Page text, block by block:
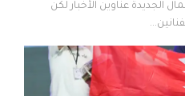
الجديدة عناوين الأخبار لكن